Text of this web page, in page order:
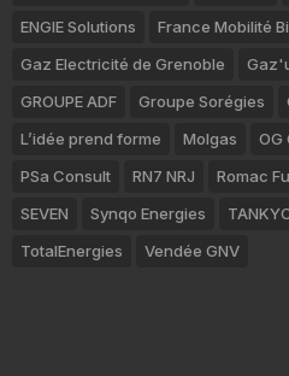
ENGIE Solutions
France Mobilité
Gaz Electricité de Grenoble
GROUPE ADF
Groupe Sorégies
L’idée prend forme
Molgas OG
PSa Consult
RN7 NRJ Romac
SEVEN
Synqo Energies
TotalEnergies
Vendée GNV